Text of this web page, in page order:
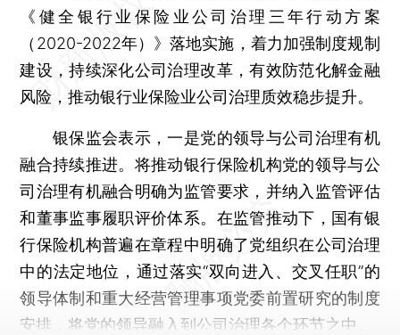
《健全银行业保险业公司治理三年行动方案
（2020-2022年）》落地实施，着力加强制度规制
建设，持续深化公司治理改革，有效防范化解金融
风险，推动银行业保险业公司治理质效稳步提升。
银保监会表示，一是党的领导与公司治理有机
融合持续推进。将推动银行保险机构党的领导与公
司治理有机融合明确为监管要求，并纳入监管评估
和董事监事履职评价体系。在监管推动下，国有银
行保险机构普遍在章程中明确了党组织在公司治理
中的法定地位，通过落实“双向进入、交叉任职”的
领导体制和重大经营管理事项党委前置研究的制度
安排，将党的领导融入到公司治理各个环节之中。